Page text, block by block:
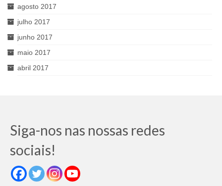
agosto 2017
julho 2017
junho 2017
maio 2017
abril 2017
Siga-nos nas nossas redes
sociais!